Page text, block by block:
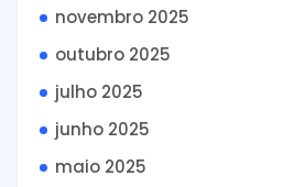
novembro 2025
outubro 2025
julho 2025
junho 2025
maio 2025